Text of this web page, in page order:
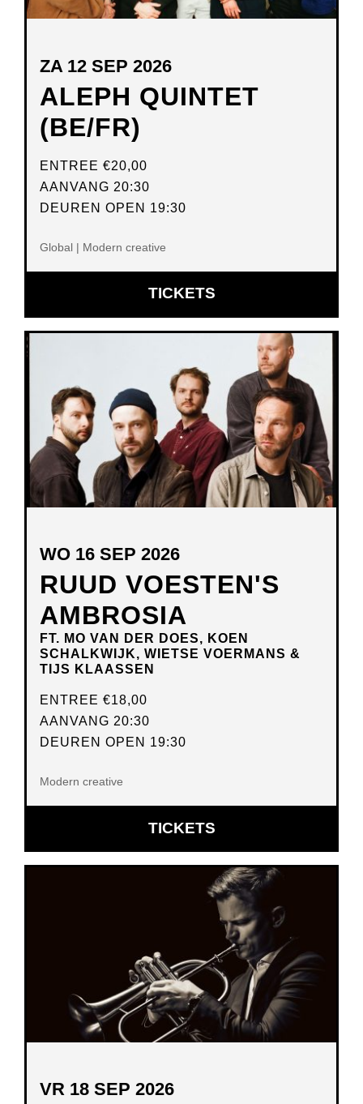
ALEPH QUINTET
(BE/FR)
ZA 12 SEP 2026
ENTREE €20,00
AANVANG 20:30
DEUREN OPEN 19:30
Global | Modern creative
TICKETSOPENT
IN
NIEUW
VENSTER
RUUD VOESTEN'S
AMBROSIA
FT. MO VAN DER DOES, KOEN
SCHALKWIJK, WIETSE VOERMANS &
TIJS KLAASSEN
WO 16 SEP 2026
ENTREE €18,00
AANVANG 20:30
DEUREN OPEN 19:30
Modern creative
TICKETSOPENT
IN
NIEUW
VENSTER
VR 18 SEP 2026